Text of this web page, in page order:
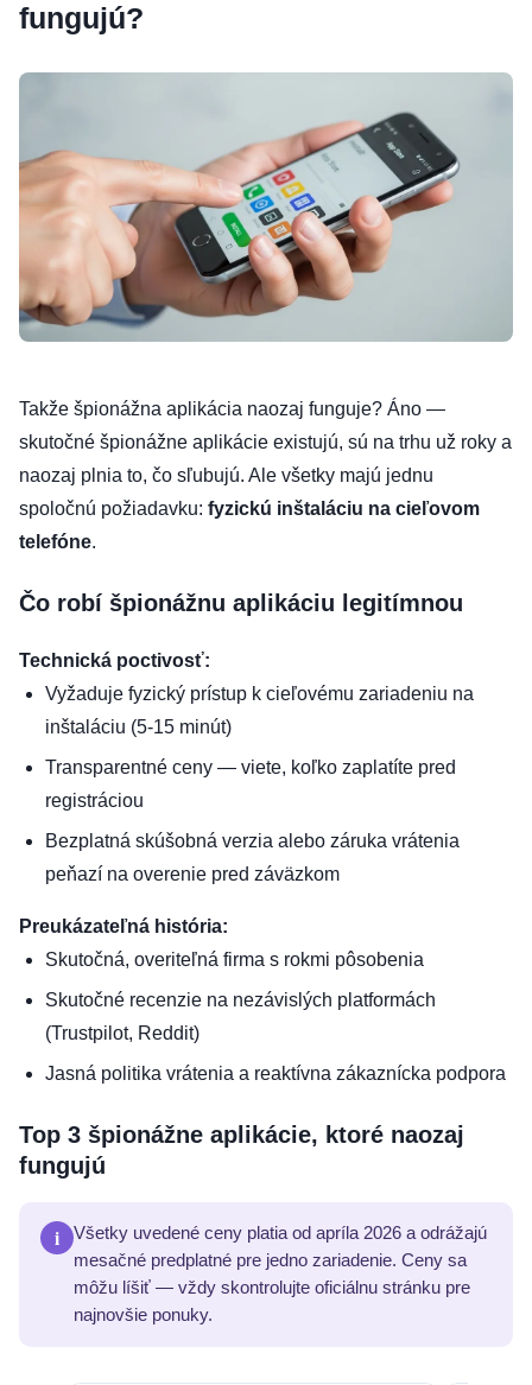
fungujú?
Takže špionážna aplikácia naozaj funguje? Áno —
skutočné špionážne aplikácie existujú, sú na trhu už roky a
naozaj plnia to, čo sľubujú. Ale všetky majú jednu
spoločnú požiadavku: fyzickú inštaláciu na cieľovom
telefóne.
Čo robí špionážnu aplikáciu legitímnou
Technická poctivosť:
Vyžaduje fyzický prístup k cieľovému zariadeniu na
inštaláciu (5-15 minút)
Transparentné ceny — viete, koľko zaplatíte pred
registráciou
Bezplatná skúšobná verzia alebo záruka vrátenia
peňazí na overenie pred záväzkom
Preukázateľná história:
Skutočná, overiteľná firma s rokmi pôsobenia
Skutočné recenzie na nezávislých platformách
(Trustpilot, Reddit)
Jasná politika vrátenia a reaktívna zákaznícka podpora
Top 3 špionážne aplikácie, ktoré naozaj
fungujú
i
Všetky uvedené ceny platia od apríla 2026 a odrážajú
mesačné predplatné pre jedno zariadenie. Ceny sa
môžu líšiť — vždy skontrolujte oficiálnu stránku pre
najnovšie ponuky.